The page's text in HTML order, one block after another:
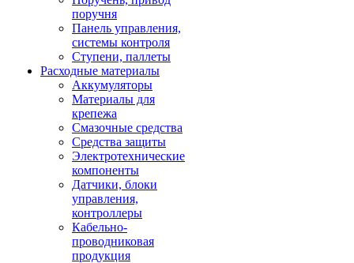
поручня
Панель управления,
системы контроля
Ступени, паллеты
Расходные материалы
Аккумуляторы
Материалы для
крепежа
Смазочные средства
Средства защиты
Электротехнические
компоненты
Датчики, блоки
управления,
контроллеры
Кабельно-
проводниковая
продукция